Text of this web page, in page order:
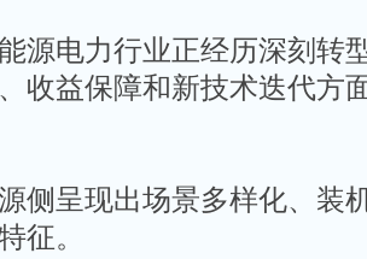
源电力行业正经历深刻转
收益保障和新技术迭代方
侧呈现出场景多样化、装
征。